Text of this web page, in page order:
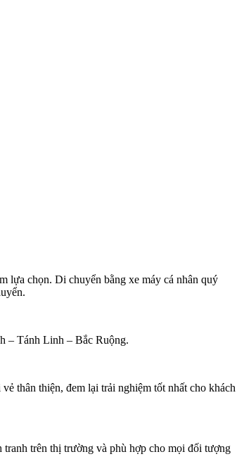
chọn. Di chuyển bằng xe máy cá nhân quý
– Tánh Linh – Bắc Ruộng.
thân thiện, đem lại trải nghiệm tốt nhất cho khách
trên thị trường và phù hợp cho mọi đối tượng